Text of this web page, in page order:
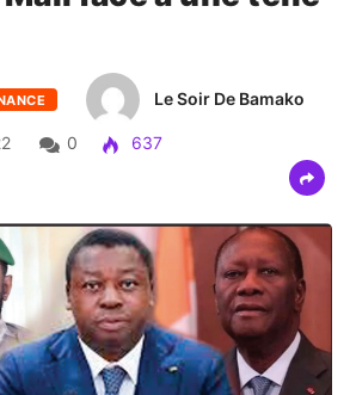
Le Soir De Bamako
0
637